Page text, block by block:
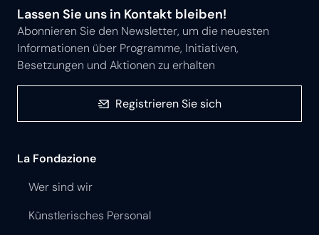
Lassen Sie uns in Kontakt bleiben!
Abonnieren Sie den Newsletter, um die neuesten
Informationen über Programme, Initiativen,
Besetzungen und Aktionen zu erhalten
Registrieren Sie sich
La Fondazione
Wer sind wir
Künstlerisches Personal